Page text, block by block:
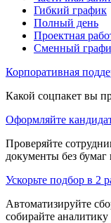
Гибкий график
Полный день
Проектная
Сменный
Корпоративная
Какой соцпакет вы
Оформляйте
Проверяйте
документы без
Ускорьте подбор в 2
Автоматизируйте
собирайте